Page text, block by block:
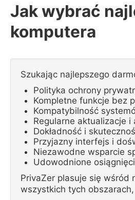
Jak wybrać
komputera
Szukając najlepszego
Polityka ochrony
Kompletne funkcje bez
Kompatybilność
Regularne aktualizacje
Dokładność i
Przyjazny interfejs i
Niezawodne wsparcie
Udowodnione
PrivaZer plasuje się wśród
wszystkich tych